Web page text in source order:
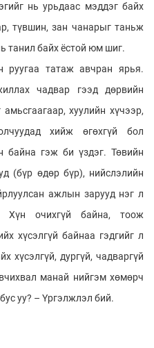
нь урьдаас мэддэг байх
түвшин, зан чанарыг таньж
танил байх ёстой юм шиг.
руугаа татаж авчран ярья.
чадвар гээд дөрвийн
хуулийн хүчээр,
хийж өгөхгүй бол
байна гэж би үздэг. Төвийн
(бүр өдөр бүр), нийслэлийн
ажлын зарууд нэг л
Хүн очихгүй байна, тоож
хүсэлгүй байнаа гэдгийг л
хүсэлгүй, дургүй, чадваргүй
манай нийгэм хөмөрч
уу? – Үргэлжлэл бий.